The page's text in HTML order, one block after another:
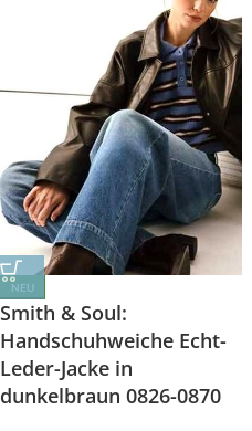
NEU
Smith & Soul:
Handschuhweiche Echt-
Leder-Jacke in
dunkelbraun 0826-0870